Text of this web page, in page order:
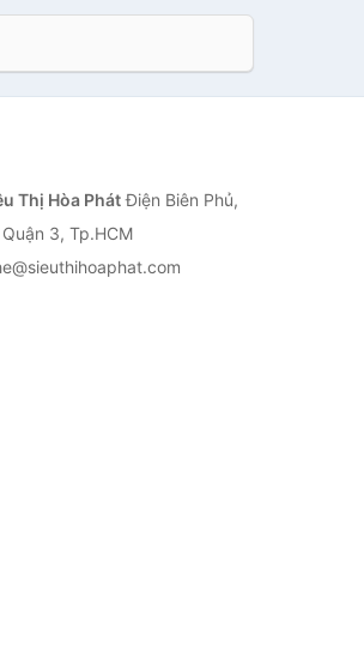
Thị Hòa PhátĐiện Biên Phủ,
3, Tp.HCM